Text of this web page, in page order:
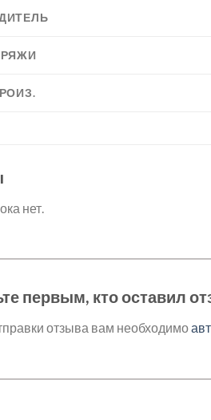
нет.
первым, кто оставил
отзыва вам необходимо